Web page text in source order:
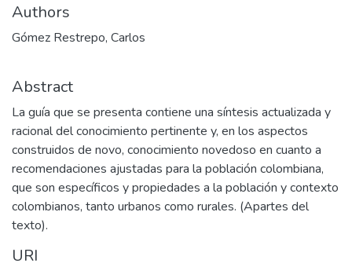
Authors
Gómez Restrepo, Carlos
Abstract
La guía que se presenta contiene una síntesis actualizada y
racional del conocimiento pertinente y, en los aspectos
construidos de novo, conocimiento novedoso en cuanto a
recomendaciones ajustadas para la población colombiana,
que son específicos y propiedades a la población y contexto
colombianos, tanto urbanos como rurales. (Apartes del
texto).
URI